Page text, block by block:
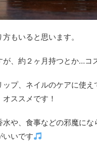
もいると思います。
が、約２ヶ月持つとか…コ
プ、ネイルのケアに使え
ススメです！
や、食事などの邪魔に
いいです